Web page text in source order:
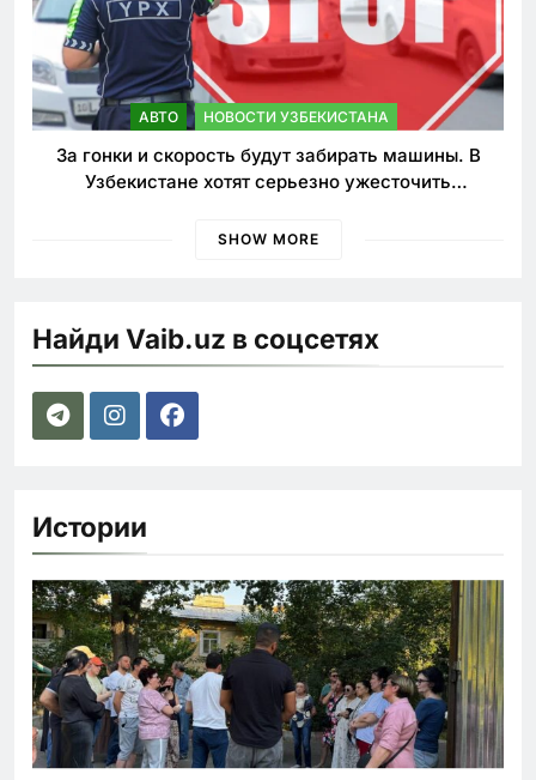
АВТО НОВОСТИ УЗБЕКИСТАНА
За гонки и скорость будут забирать машины. В
Узбекистане хотят серьезно ужесточить
SHOW MORE
Найди Vaib.uz в соцсетях
Истории